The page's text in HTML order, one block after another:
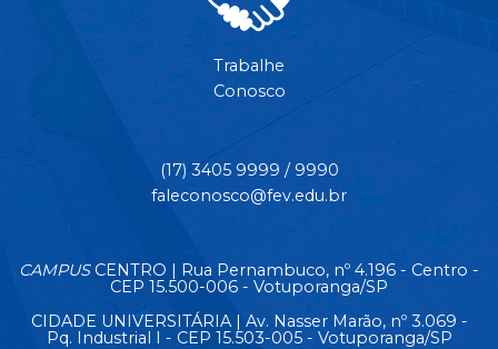
Trabalhe
Conosco
(17) 3405 9999 / 9990
faleconosco@fev.edu.br
CAMPUSCENTRO | Rua Pernambuco, nº 4.196 - Centro -
CEP 15.500-006 - Votuporanga/SP
CIDADE UNIVERSITÁRIA | Av. Nasser Marão, nº 3.069 -
Pq. Industrial I - CEP 15.503-005 - Votuporanga/SP